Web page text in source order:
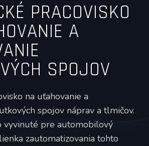
PRACOVISKO
A
SPOJOV
na uťahovanie a
spojov náprav a tlmičov.
vyvinuté pre automobilový
zautomatizovania tohto